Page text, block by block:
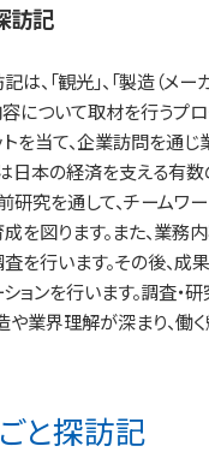
訪記
、「観光」、「製造（メーカ
について取材を行うプロ
トを当て、企業訪問を通
日本の経済を支える有
研究を通して、チームワ
を図ります。また、業務
を行います。その後、
ョンを行います。調査・研
業界理解が深まり、働
と探訪記